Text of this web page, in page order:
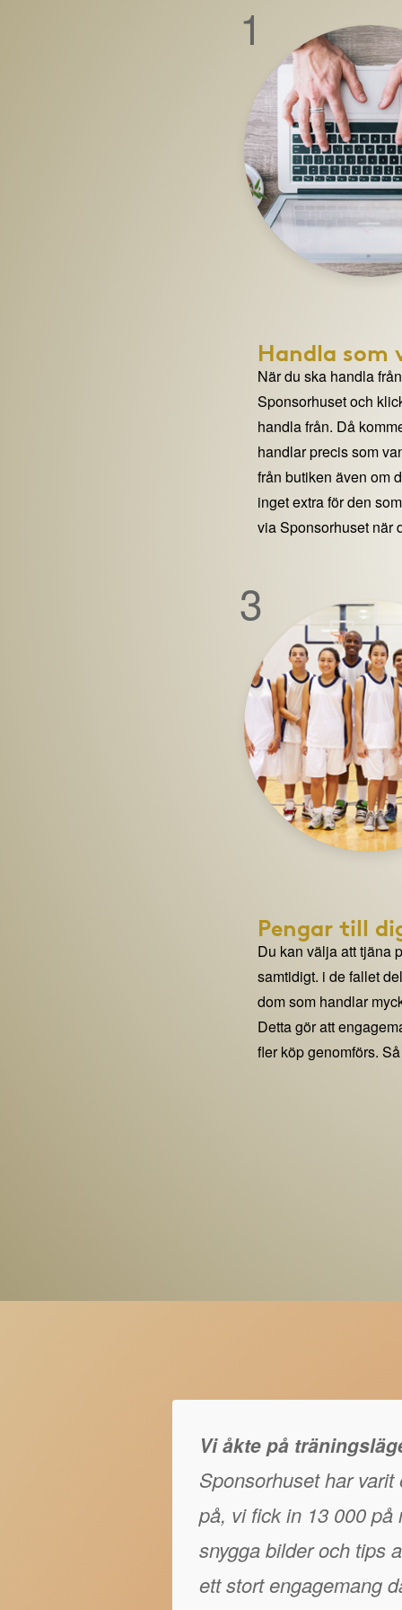
1
Handla som
När du ska handla
Sponsorhuset och
handla från. Då
handlar precis som
från butiken även om
inget extra för den
via Sponsorhuset när
3
Pengar till
Du kan välja att tjäna
samtidigt. i de fallet
dom som handlar
Detta gör att
fler köp genomförs.
Vi åkte på
Sponsorhuset har
på, vi fick in 13 000 på
snygga bilder och tips
ett stort engagemang